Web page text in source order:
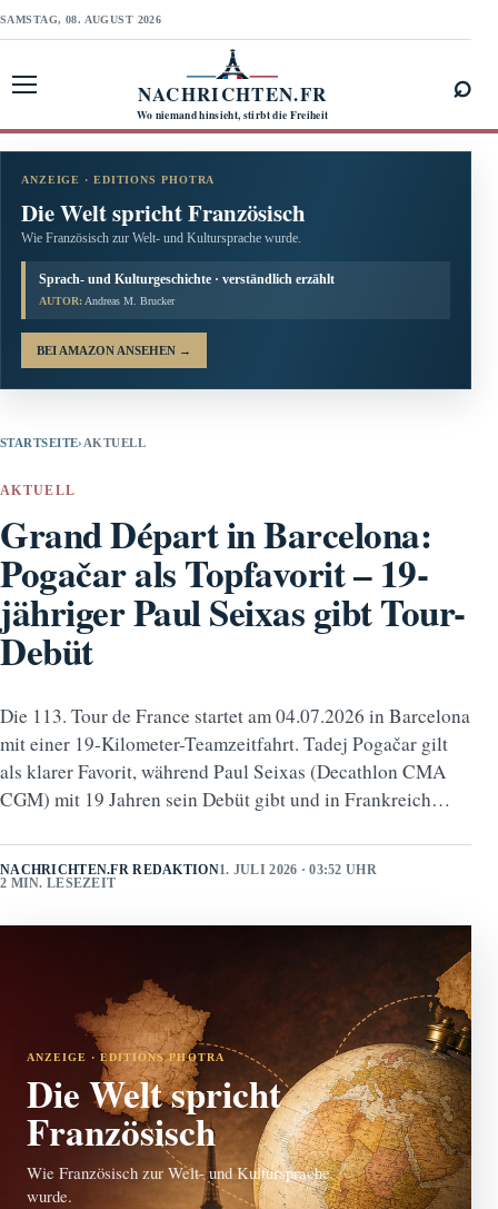
SAMSTAG, 08. AUGUST 2026
NACHRICHTEN.FR
Wo niemand hinsieht, stirbt die Freiheit
⌕
ANZEIGE · EDITIONS PHOTRA
Die Welt spricht Französisch
Wie Französisch zur Welt- und Kultursprache wurde.
Sprach- und Kulturgeschichte · verständlich erzählt
AUTOR: Andreas M. Brucker
BEI AMAZON ANSEHEN →
STARTSEITE› AKTUELL
AKTUELL
Grand Départ in Barcelona:
Pogačar als Topfavorit – 19-
jähriger Paul Seixas gibt Tour-
Debüt
Die 113. Tour de France startet am 04.07.2026 in Barcelona
mit einer 19-Kilometer-Teamzeitfahrt. Tadej Pogačar gilt
als klarer Favorit, während Paul Seixas (Decathlon CMA
CGM) mit 19 Jahren sein Debüt gibt und in Frankreich…
NACHRICHTEN.FR REDAKTION1. JULI 2026 · 03:52 UHR
2 MIN. LESEZEIT
ANZEIGE · EDITIONS PHOTRA
Die Welt spricht
Französisch
Wie Französisch zur Welt- und Kultursprache
wurde.